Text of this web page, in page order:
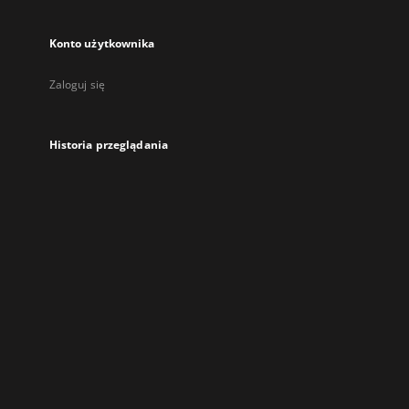
Konto użytkownika
Zaloguj się
Historia przeglądania